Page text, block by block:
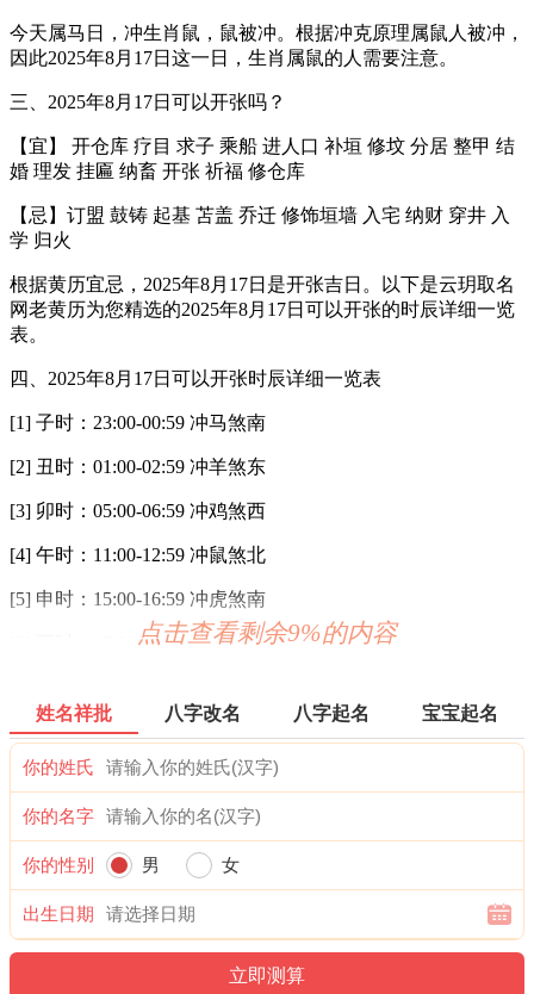
今天属马日，冲生肖鼠，鼠被冲。根据冲克原理属鼠人被冲，
因此2025年8月17日这一日，生肖属鼠的人需要注意。
三、2025年8月17日可以开张吗？
【宜】 开仓库 疗目 求子 乘船 进人口 补垣 修坟 分居 整甲 结
婚 理发 挂匾 纳畜 开张 祈福 修仓库
【忌】订盟 鼓铸 起基 苫盖 乔迁 修饰垣墙 入宅 纳财 穿井 入
学 归火
根据黄历宜忌，2025年8月17日是开张吉日。以下是云玥取名
网老黄历为您精选的2025年8月17日可以开张的时辰详细一览
表。
四、2025年8月17日可以开张时辰详细一览表
[1] 子时：23:00-00:59 冲马煞南
[2] 丑时：01:00-02:59 冲羊煞东
[3] 卯时：05:00-06:59 冲鸡煞西
[4] 午时：11:00-12:59 冲鼠煞北
[5] 申时：15:00-16:59 冲虎煞南
[6] 酉时：17:00-18:59 冲兔煞东
提醒您，在查询开张黄道吉日的时候最好先取日之忌宜，再查
时之忌宜。日时两者各有所司，主从有序互不矛盾。选择开张
吉日时请尽量避开您生肖的冲日。另外，由于每一个人的八字
命理都不同，因此对于个人挑选开张吉日还需要结合命主生辰
八字得出最好的方案。
点击查看剩余9%的内容
姓名祥批 八字改名 八字起名 宝宝起名
你的姓氏
你的名字
你的性别 男 女
出生日期